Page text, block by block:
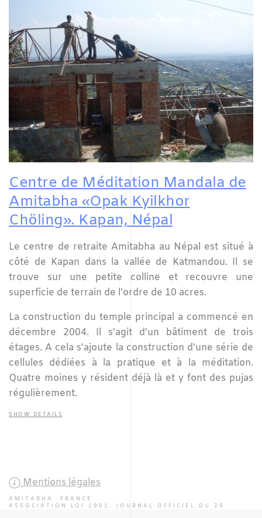
Centre de Méditation Mandala de
Amitabha «Opak Kyilkhor
Chöling». Kapan, Népal
Le centre de retraite Amitabha au Népal est situé à
côté de Kapan dans la vallée de Katmandou. Il se
trouve sur une petite colline et recouvre une
superficie de terrain de l'ordre de 10 acres.
La construction du temple principal a commencé en
décembre 2004. Il s'agit d'un bâtiment de trois
étages. A cela s'ajoute la construction d'une série de
cellules dédiées à la pratique et à la méditation.
Quatre moines y résident déjà là et y font des pujas
régulièrement.
SHOW DETAILS
Mentions légales
AMITABHA FRANCE
ASSOCIATION LOI 1901, JOURNAL OFFICIEL DU 29